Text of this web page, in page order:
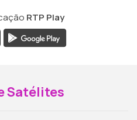
RTP Play
Satélites